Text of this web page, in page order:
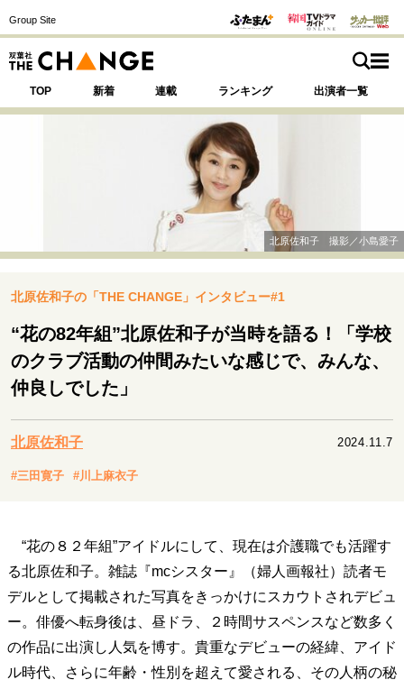
Group Site
TOP 新着 連載 ランキング 出演者一覧
注目の記事テーマで探す
運命を変えた出会い 決断の裏側
挫折からの再起
表現者の葛藤
人生が動いた日 10代の挫折と原点
セカンドキャリアの描き方
夢を掴む選択
経営・ビジネス
トップが描く未来
マインドセット
北原佐和子 撮影／小島愛子
北原佐和子の「THE CHANGE」インタビュー#1
“花の82年組”北原佐和子が当時を語る！「学校
のクラブ活動の仲間みたいな感じで、みんな、
仲良しでした」
北原佐和子 2024.11.7
#三田寛子 #川上麻衣子
“花の８２年組”アイドルにして、現在は介護職でも活躍す
る北原佐和子。雑誌『mcシスター』（婦人画報社）読者モ
デルとして掲載された写真をきっかけにスカウトされデビュ
ー。俳優へ転身後は、昼ドラ、２時間サスペンスなど数多く
の作品に出演し人気を博す。貴重なデビューの経緯、アイド
ル時代、さらに年齢・性別を超えて愛される、その人柄の秘